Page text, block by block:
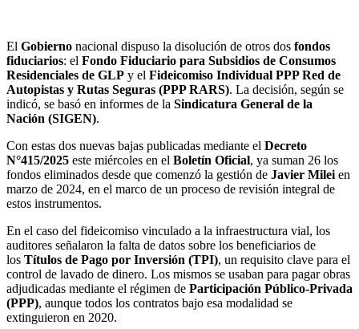
El Gobierno nacional dispuso la disolución de otros dos fondos
fiduciarios: el Fondo Fiduciario para Subsidios de Consumos
Residenciales de GLP y el Fideicomiso Individual PPP Red de
Autopistas y Rutas Seguras (PPP RARS). La decisión, según se
indicó, se basó en informes de la Sindicatura General de la
Nación (SIGEN).
Con estas dos nuevas bajas publicadas mediante el Decreto
N°415/2025 este miércoles en el Boletín Oficial, ya suman 26 los
fondos eliminados desde que comenzó la gestión de Javier Milei en
marzo de 2024, en el marco de un proceso de revisión integral de
estos instrumentos.
En el caso del fideicomiso vinculado a la infraestructura vial, los
auditores señalaron la falta de datos sobre los beneficiarios de
los Títulos de Pago por Inversión (TPI), un requisito clave para el
control de lavado de dinero. Los mismos se usaban para pagar obras
adjudicadas mediante el régimen de Participación Público-Privada
(PPP), aunque todos los contratos bajo esa modalidad se
extinguieron en 2020.